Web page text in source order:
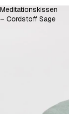
Meditationskissen
– Cordstoff Sage